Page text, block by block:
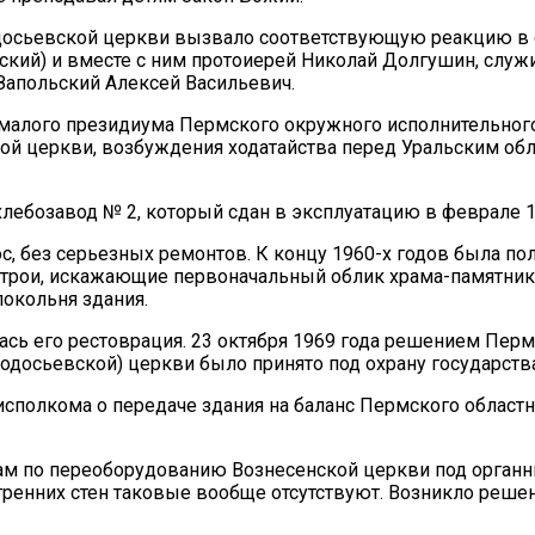
церкви вызвало соответствующую реакцию в
и вместе с ним протоиерей Николай Долгушин,
Алексей Васильевич.
президиума Пермского окружного
церкви, возбуждения ходатайства перед Уральским
№ 2, который сдан в эксплуатацию в феврале
без серьезных ремонтов. К концу 1960-х годов была
искажающие первоначальный облик храма-
здания.
его рестоврация. 23 октября 1969 года решением
церкви было принято под охрану
о передаче здания на баланс Пермского
по переоборудованию Вознесенской церкви под
стен таковые вообще отсутствуют. Возникло